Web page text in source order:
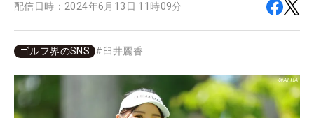
配信日時： 2024年6月13日 11時09分
ゴルフ界のSNS #臼井麗香